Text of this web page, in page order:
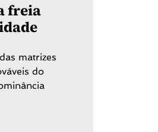
freia
matrizes
do